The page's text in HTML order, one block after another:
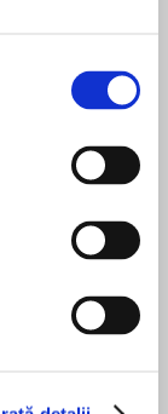
Migdală
Sohn Won-pyung
have